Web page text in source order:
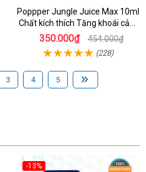
Poppper Jungle Juice Max 10ml
Chất kích thích Tăng khoái cảm
An toàn
350.000₫ 454.000₫
(228)
3 4 5
-13%